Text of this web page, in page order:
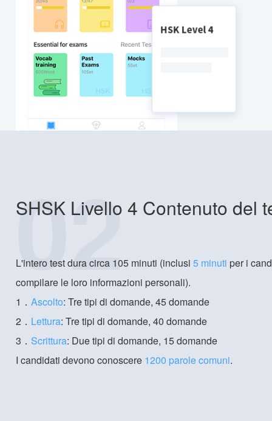
02
SHSK Livello 4 Contenuto del
L'intero test dura circa 105 minuti (inclusi 5 minuti per i
compilare le loro informazioni personali).
1． Ascolto: Tre tipi di domande, 45 domande
2． Lettura: Tre tipi di domande, 40 domande
3． Scrittura: Due tipi di domande, 15 domande
I candidati devono conoscere 1200 parole comuni.